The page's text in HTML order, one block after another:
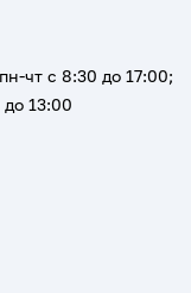
чт с 8:30 до 17:00;
13:00